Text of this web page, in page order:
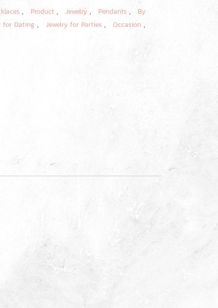
, Product , Jewelry , Pendants ,
By
for Dating , Jewelry for Parties , Occasion ,